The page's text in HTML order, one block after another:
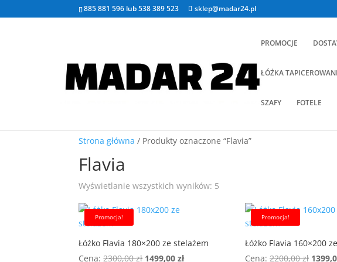
885 881 596 lub538 389 523 sklep@madar24.pl
PROMOCJE
ŁÓŻKA
SZAFY FOTELE
Strona główna / Produkty oznaczone “Flavia”
Flavia
Wyświetlanie wszystkich wyników: 5
popularności
Promocja!
Łóżko Flavia 180×200 ze stelażem
Cena:2300,00zł Pierwotna
1499,00złAktualna
Promocja!
Łóżko Flavia 160×200
Cena: 2200,00zł